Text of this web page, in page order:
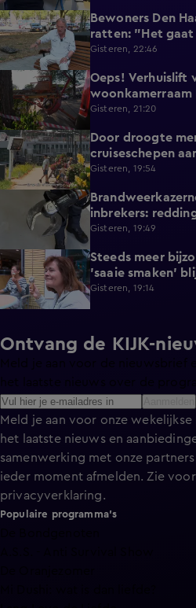
1:54
Bewoners Den
ratten: "Het gaat
Gisteren, 22:46
0:58
Oeps! Verhuislift
woonkamerraam
Gisteren, 21:20
2:11
Door droogte
cruiseschepen
Gisteren, 19:54
inbrekers:
Gisteren, 19:49
1:17
Steeds meer
'saaie smaken'
Gisteren, 19:14
Ontvang de KIJK-
Meld je aan voor onze
het laatste nieuws en
samenwerking met onze
ieder moment afmelden. Zie
privacyverklaring.
Populaire programma's